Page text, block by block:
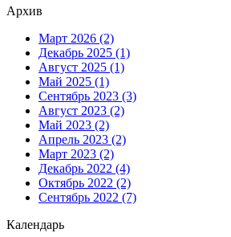
Архив
Март 2026 (2)
Декабрь 2025 (1)
Август 2025 (1)
Май 2025 (1)
Сентябрь 2023 (3)
Август 2023 (2)
Май 2023 (2)
Апрель 2023 (2)
Март 2023 (2)
Декабрь 2022 (4)
Октябрь 2022 (2)
Сентябрь 2022 (7)
Календарь